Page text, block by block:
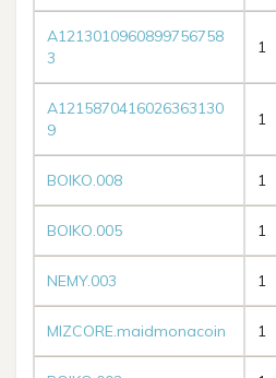
A1213010960899756758
3
1
A1215870416026363130
9
1
BOIKO.008 1
BOIKO.005 1
NEMY.003 1
MIZCORE.maidmonacoin 1